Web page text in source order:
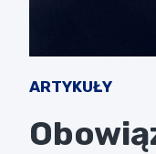
ARTYKUŁY